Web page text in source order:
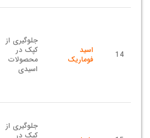
14
اسید
فوماریک
جلوگیری از
کپک در
محصولات
اسیدی
جلوگیری از
کپک در